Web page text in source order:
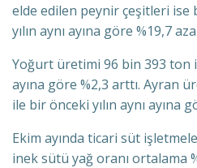
elde edilen peynir çeşitleri ise
yılın aynı ayına göre %19,7
Yoğurt üretimi 96 bin 393 ton
ayına göre %2,3 arttı. Ayran
ile bir önceki yılın aynı ayına
Ekim ayında ticari süt
inek sütü yağ oranı ortalama